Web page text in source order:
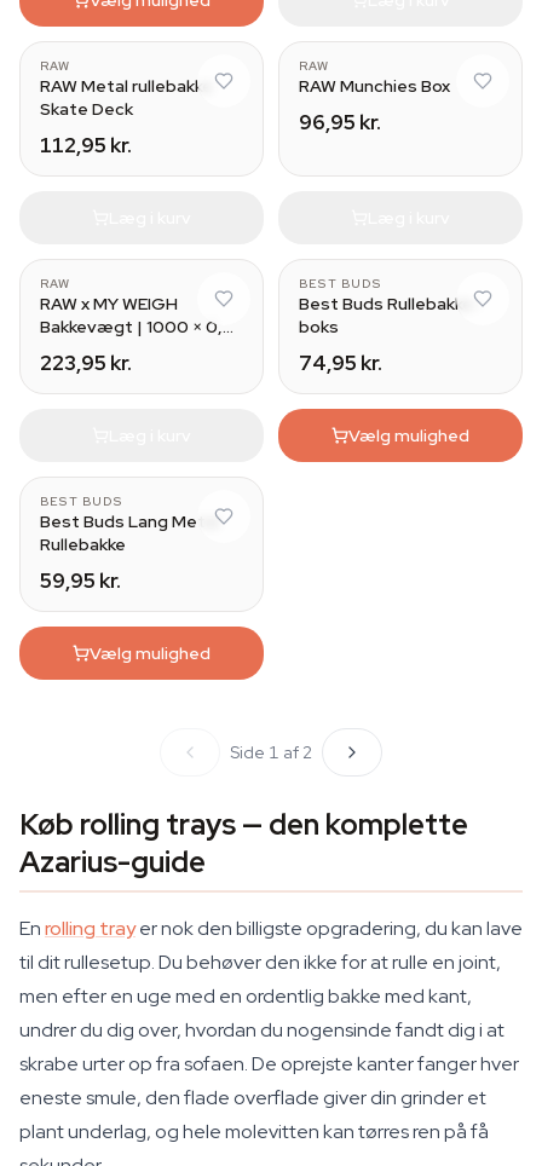
RAW
RAW Metal rullebakke
Skate Deck
112,95 kr.
RAW
RAW Munchies Box
96,95 kr.
RAW
RAW x MY WEIGH
Bakkevægt | 1000 × 0,01
223,95 kr.
BEST BUDS
Best Buds Rullebakke-
boks
74,95 kr.
Vælg mulighed
BEST BUDS
Best Buds Lang Metal
Rullebakke
59,95 kr.
Vælg mulighed
Side 1 af 2
Køb rolling trays — den komplette
Azarius-guide
Enrolling trayer nok den billigste opgradering, du kan lave
til dit rullesetup. Du behøver den ikke for at rulle en joint,
men efter en uge med en ordentlig bakke med kant,
undrer du dig over, hvordan du nogensinde fandt dig i at
skrabe urter op fra sofaen. De oprejste kanter fanger hver
eneste smule, den flade overflade giver din grinder et
plant underlag, og hele molevitten kan tørres ren på få